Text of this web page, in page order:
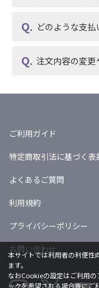
どのような支
注文内容の変更
ご利用ガイド
特定商取引法に基づく表
よくあるご質問
利用規約
プライバシーポリシー
お問い合わせ
本サイトでは利用者の利便性
ます。
なおCookieの設定はご利用
ックを希望される場合等にご